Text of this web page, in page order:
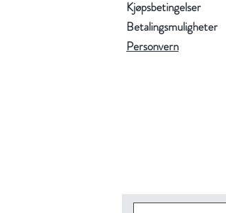
Kjøpsbetingelser
Betalingsmuligheter
Personvern